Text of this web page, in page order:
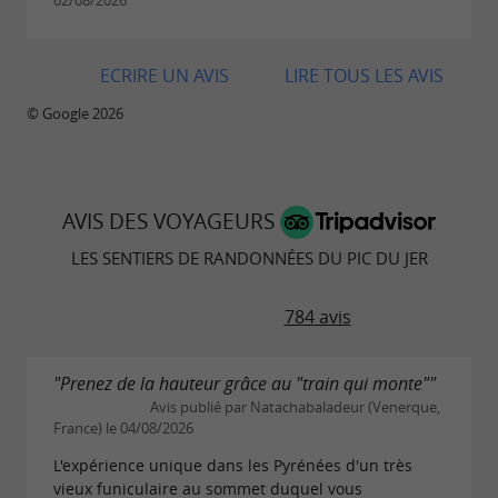
LIRE TOUS LES AVIS
ECRIRE UN AVIS
© Google 2026
AVIS DES VOYAGEURS
LES SENTIERS DE RANDONNÉES DU PIC DU JER
784 avis
"Prenez de la hauteur grâce au "train qui monte""
Avis publié par Natachabaladeur (Venerque,
France) le 04/08/2026
L'expérience unique dans les Pyrénées d'un très
vieux funiculaire au sommet duquel vous